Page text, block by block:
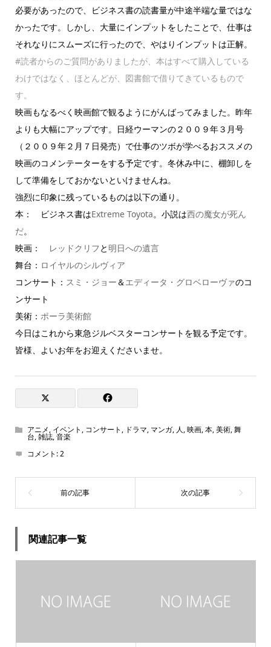
必要があったので、ビジネス書の読書量が中途半端な量ではな
かったです。しかし、大量にインプットをしたことで、仕事は
それなりにスムーズに行ったので、やはりインプットは正解。
#読者からのご質問がありましたが、本はすべて購入している
わけではなく、ほとんどが、図書館で借りてきているもので
す。
映画もなるべく映画館で観るようにがんばってみました。昨年
よりも大幅にアップです。日経ウーマンの２００９年３月号
（２００９年２月７日発売）で仕事のツボが学べるおススメの
映画のコメンテーターをする予定です。冬休み中に、棚卸しを
して準備をしておかないといけませんね。
強烈に印象に残っているものは以下の通り。
本： ビジネス書はExtreme Toyota。小説は西の魔女が死ん
だ。
映画：
レッドクリフ と 明日への遺言
舞台： ロイヤルのシルヴィア
コンサート： スミ・ジョー ＆エディータ・グロベローヴァのコ
ンサート
美術： ポーラ美術館
今日はこれから東急ジルベスターコンサートを観る予定です。
皆様、よいお年をお迎えくださいませ。
アニメ, イベント , コンサート , ドラマ, マンガ, 人,映画,本,美術,舞
台,雑誌,音楽
コメント:2
関連記事一覧